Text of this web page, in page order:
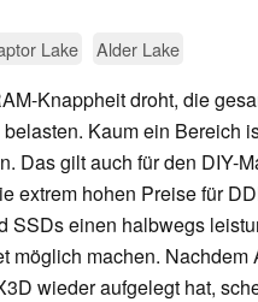
Lake Alder Lake
Knappheit droht, die
Kaum ein Bereich
Das gilt auch für den DIY-
extrem hohen Preise für
SSDs einen halbwegs
möglich machen.
wieder aufgelegt hat,